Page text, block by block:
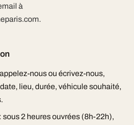
à
nous ou écrivez-nous,
lieu, durée, véhicule souhaité,
sous 2 heures ouvrées (8h-22h),